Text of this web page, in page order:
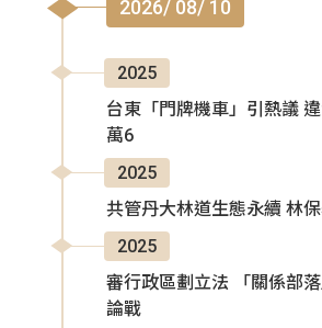
2026/ 08/ 10
2025
台東「門牌機車」引熱議
萬6
2025
共管丹大林道生態永續 林
2025
審行政區劃立法 「關係部
論戰